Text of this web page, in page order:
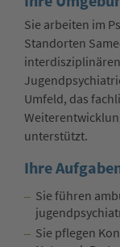
Sie arbeiten im
Standorten
Umfeld, das
unterstützt.
Ihre
Sie führen
Sie pflegen